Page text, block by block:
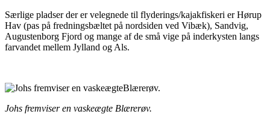
Særlige pladser der er velegnede til flyderings/kajakfiskeri er Hørup
Hav (pas på fredningsbæltet på nordsiden ved Vibæk), Sandvig,
Augustenborg Fjord og mange af de små vige på inderkysten langs
farvandet mellem Jylland og Als.
Johs fremviser en vaskeægte Blærerøv.